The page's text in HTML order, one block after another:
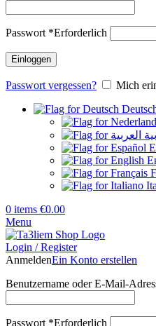
Passwort *Erforderlich
Einloggen
Passwort vergessen?
Mich
0 items €0.00
Menu
Login / Register
AnmeldenEin Konto erstellen
Benutzername oder E-Mail-
Passwort *Erforderlich